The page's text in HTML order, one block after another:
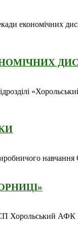
економічних
навчання
Хорольський АФК